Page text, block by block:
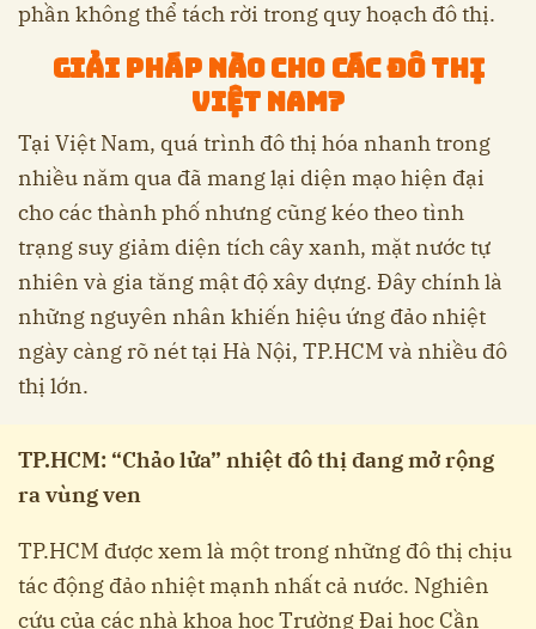
phần không thể tách rời trong quy hoạch đô thị.
Giải pháp nào cho các đô thị
Việt Nam?
Tại Việt Nam, quá trình đô thị hóa nhanh trong
nhiều năm qua đã mang lại diện mạo hiện đại
cho các thành phố nhưng cũng kéo theo tình
trạng suy giảm diện tích cây xanh, mặt nước tự
nhiên và gia tăng mật độ xây dựng. Đây chính là
những nguyên nhân khiến hiệu ứng đảo nhiệt
ngày càng rõ nét tại Hà Nội, TP.HCM và nhiều đô
thị lớn.
TP.HCM: “Chảo lửa” nhiệt đô thị đang mở rộng
ra vùng ven
TP.HCM được xem là một trong những đô thị chịu
tác động đảo nhiệt mạnh nhất cả nước. Nghiên
cứu của các nhà khoa học Trường Đại học Cần